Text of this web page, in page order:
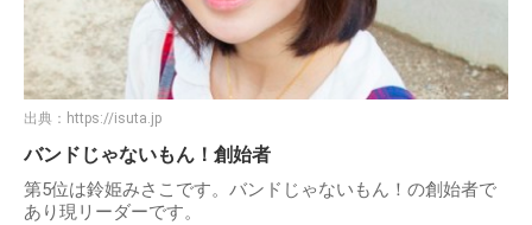
出典： https://isuta.jp
バンドじゃないもん！創始者
第5位は鈴姫みさこです。バンドじゃないもん！の創始者で
あり現リーダーです。